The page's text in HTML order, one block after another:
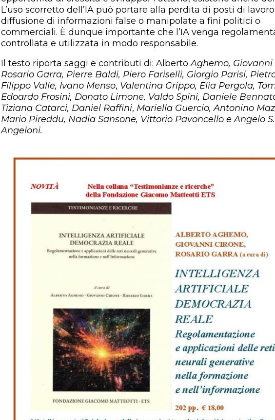
L’uso scorretto dell’IA può portare alla perdita di posti di
diffusione di informazioni false o manipolate a fini politici o
commerciali. È dunque importante che l’IA venga
controllata e utilizzata in modo responsabile.
Il testo riporta saggi e contributi di: AlbertoAghemo, Giovanni
Rosario Garra, Pierre Baldi, Piero Fariselli, Giorgio Parisi,
Filippo Valle, Ivano Menso, Valentina Grippo, Elia Pergola,
Edoardo Frosini, Donato Limone, Valdo Spini, Daniele
Tiziana Catarci, Daniel Raffini, Mariella Guercio, Antonino
Mario Pireddu, Nadia Sansone, Vittorio Pavoncello e Angelo S.
Angeloni.